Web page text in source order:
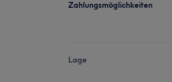
Zahlungsmöglichkeiten
Lage